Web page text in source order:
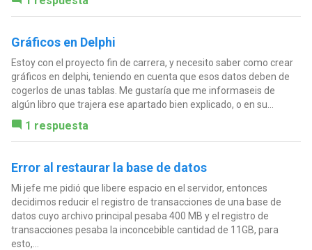
Gráficos en Delphi
Estoy con el proyecto fin de carrera, y necesito saber como crear
gráficos en delphi, teniendo en cuenta que esos datos deben de
cogerlos de unas tablas. Me gustaría que me informaseis de
algún libro que trajera ese apartado bien explicado, o en su...
1 respuesta
Error al restaurar la base de datos
Mi jefe me pidió que libere espacio en el servidor, entonces
decidimos reducir el registro de transacciones de una base de
datos cuyo archivo principal pesaba 400 MB y el registro de
transacciones pesaba la inconcebible cantidad de 11GB, para
esto,...